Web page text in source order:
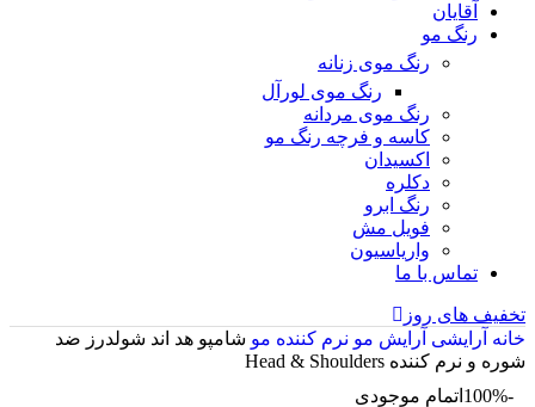
آقایان
رنگ مو
رنگ موی زنانه
رنگ موی لورآل
رنگ موی مردانه
کاسه و فرچه رنگ مو
اکسیدان
دکلره
رنگ ابرو
فویل مش
واریاسیون
تماس با ما
تخفیف های روز
خانه آرایشی آرایش مو نرم کننده مو شامپو هد اند شولدرز ضد
شوره و نرم کننده Head & Shoulders
-100%
اتمام موجودی